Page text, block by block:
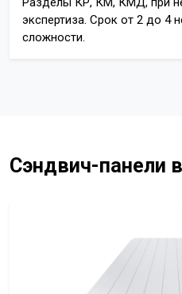
экспертиза. Срок от 2 до 4
сложности.
Сэндвич-панели